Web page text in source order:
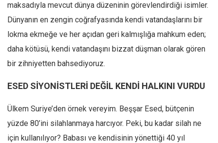
maksadıyla mevcut dünya düzeninin görevlendirdiği isimler.
Dünyanın en zengin coğrafyasında kendi vatandaşlarını bir
lokma ekmeğe ve her açıdan geri kalmışlığa mahkum eden;
daha kötüsü, kendi vatandaşını bizzat düşman olarak gören
bir zihniyetten bahsediyoruz.
ESED SİYONİSTLERİ DEĞİL KENDİ HALKINI VURDU
Ülkem Suriye’den örnek vereyim. Beşşar Esed, bütçenin
yüzde 80’ini silahlanmaya harcıyor. Peki, bu kadar silah ne
için kullanılıyor? Babası ve kendisinin yönettiği 40 yıl